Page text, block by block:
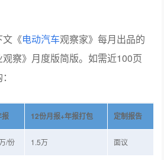
文《电动汽车观察家》每月出品的
观察》月度版简版。如需近100页
报 12份月报+年报打包 定制报告
万/份 1.5万 面议